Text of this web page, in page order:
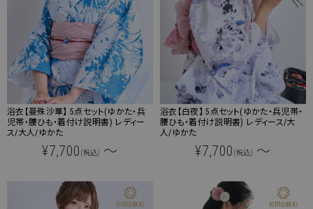
浴衣【曼殊沙華】 5点セット(ゆかた・兵
児帯・腰ひも・着付け説明書) レディー
ス/大人/ゆかた
¥7,700 (税込) ～
浴衣【白夜】 5点セット(ゆかた・兵児帯・
腰ひも・着付け説明書) レディース/大
人/ゆかた
¥7,700 (税込) ～